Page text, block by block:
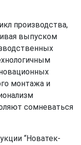
производства,
выпуском
монтажа и
сомневаться
“Новатек-